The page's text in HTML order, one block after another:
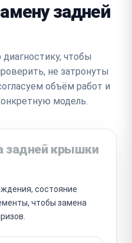
задней
чтобы
не затронуты
объём работ и
модель.
задней крышки
состояние
чтобы замена